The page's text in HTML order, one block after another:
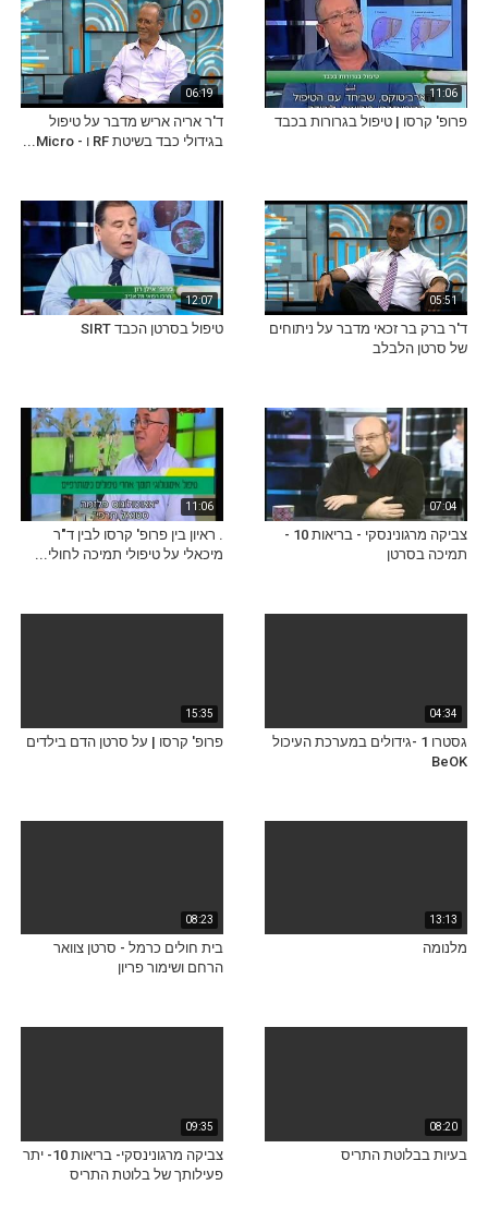
11:06
פרופ' קרסו | טיפול בגרורות בכבד
06:19
ד'ר אריה אריש מדבר על טיפול
בגידולי כבד בשיטת RF ו - Micro...
05:51
ד'ר ברק בר זכאי מדבר על ניתוחים
של סרטן הלבלב
12:07
טיפול בסרטן הכבד SIRT
07:04
צביקה מרגונינסקי - בריאות 10 -
תמיכה בסרטן
11:06
. ראיון בין פרופ' קרסו לבין ד"ר
מיכאלי על טיפולי תמיכה לחולי...
04:34
גסטרו 1 -גידולים במערכת העיכול
BeOK
15:35
פרופ' קרסו | על סרטן הדם בילדים
13:13
מלנומה
08:23
בית חולים כרמל - סרטן צוואר
הרחם ושימור פריון
08:20
בעיות בבלוטת התריס
09:35
צביקה מרגונינסקי- בריאות 10- יתר
פעילותך של בלוטת התריס